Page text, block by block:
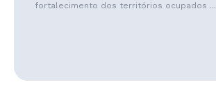
fortalecimento dos territórios ocupados ...